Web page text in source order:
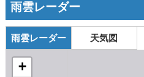
雨雲レーダー
雨雲レーダー 天気図
+